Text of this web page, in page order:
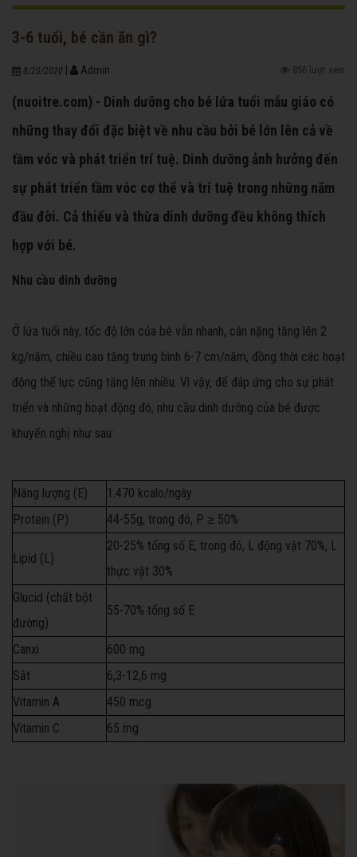
3-6 tuổi, bé cần ăn gì?
8/20/2020 Admin 856 lượt xem
(nuoitre.com) - Dinh dưỡng cho bé lứa tuổi mẫu giáo có
những thay đổi đặc biệt về nhu cầu bởi bé lớn lên cả về
tầm vóc và phát triển trí tuệ. Dinh dưỡng ảnh hưởng đến
sự phát triển tầm vóc cơ thể và trí tuệ trong những năm
đầu đời. Cả thiếu và thừa dinh dưỡng đều không thích
hợp với bé.
Nhu cầu dinh dưỡng
Ở lứa tuổi này, tốc độ lớn của bé vẫn nhanh, cân nặng tăng lên 2
kg/năm, chiều cao tăng trung bình 6-7 cm/năm, đồng thời các hoạt
động thể lực cũng tăng lên nhiều. Vì vậy, để đáp ứng cho sự phát
triển và những hoạt động đó, nhu cầu dinh dưỡng của bé được
khuyến nghị như sau:
Năng lượng (E)
1.470 kcalo/ngày
Protein (P)
44-55g, trong đó, P ≥ 50%
Lipid (L)
20-25% tổng số E, trong đó, L động vật 70%, L
thực vật 30%
Glucid (chất bột
đường)
55-70% tổng số E
Canxi
600 mg
Sắt
6,3-12,6 mg
Vitamin A
450 mcg
Vitamin C
65 mg